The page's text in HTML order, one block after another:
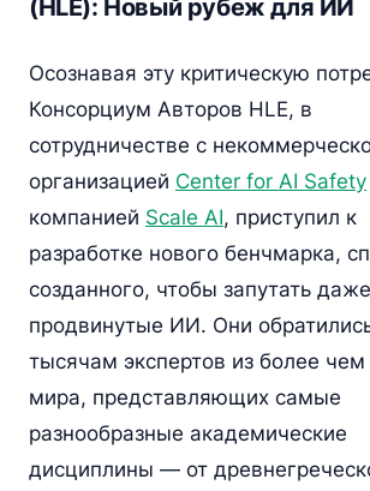
(HLE): Новый рубеж для ИИ
Осознавая эту критическую
Консорциум Авторов HLE, в
сотрудничестве с
организацией Center for AI Safety
компанией Scale AI, приступил к
разработке нового бенчмарка,
созданного, чтобы запутать
продвинутые ИИ. Они
тысячам экспертов из более чем
мира, представляющих самые
разнообразные академические
дисциплины — от